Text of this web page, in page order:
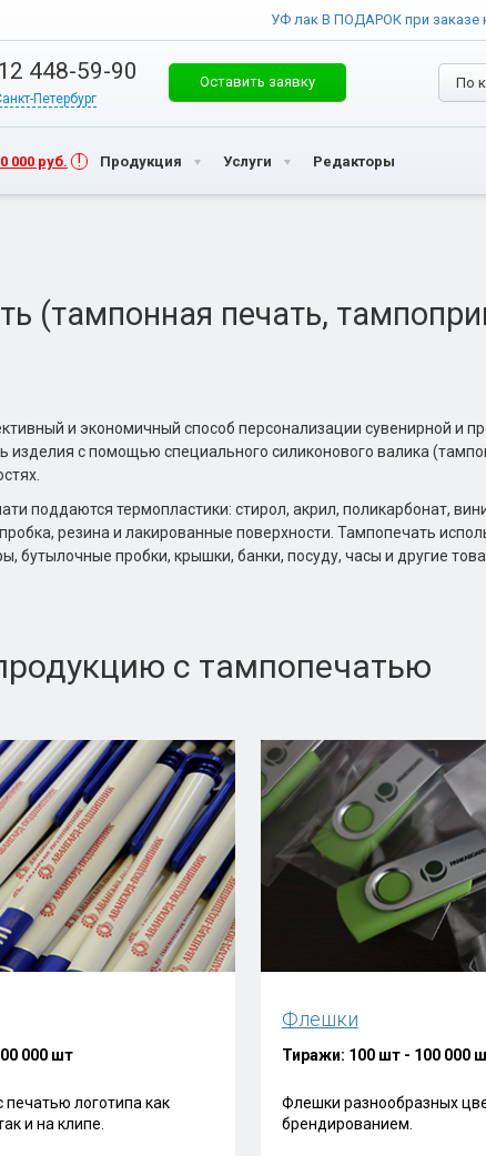
УФ лак В ПОДАРОК при заказе
448-59-90
Петербург
Оставить заявку
000 руб. Продукция Услуги Редакторы
(тампонная печать,
и экономичный способ персонализации сувенирной и
изделия с помощью специального силиконового валика
поддаются термопластики: стирол, акрил, поликарбонат,
резина и лакированные поверхности. Тампопечать
бутылочные пробки, крышки, банки, посуду, часы и другие
с тампопечатью
000 шт
логотипа как
и на клипе.
Флешки
Тиражи: 100 шт - 100 000
Флешки разнообразных
брендированием.